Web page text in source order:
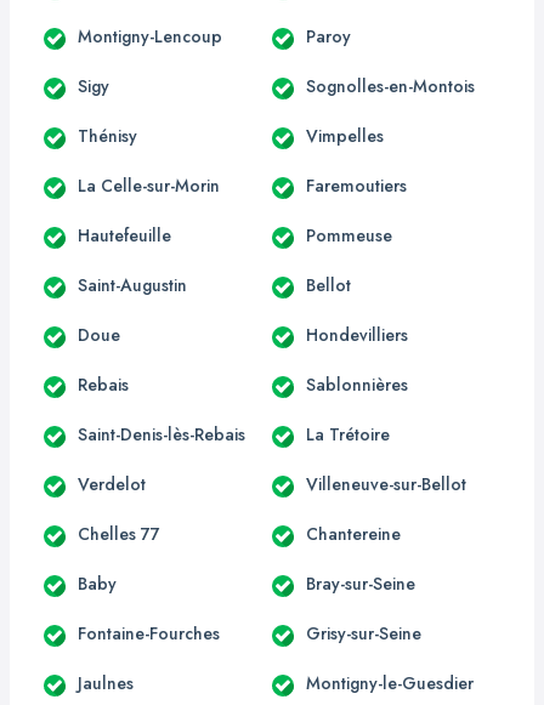
Montigny-Lencoup Paroy
Sigy Sognolles-en-Montois
Thénisy Vimpelles
La Celle-sur-Morin Faremoutiers
Hautefeuille Pommeuse
Saint-Augustin Bellot
Doue Hondevilliers
Rebais Sablonnières
Saint-Denis-lès-Rebais La Trétoire
Verdelot Villeneuve-sur-Bellot
Chelles 77 Chantereine
Baby Bray-sur-Seine
Fontaine-Fourches Grisy-sur-Seine
Jaulnes Montigny-le-Guesdier